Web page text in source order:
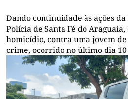
Dando continuidade às ações
Polícia de Santa Fé do
homicídio, contra uma jovem
crime, ocorrido no último dia